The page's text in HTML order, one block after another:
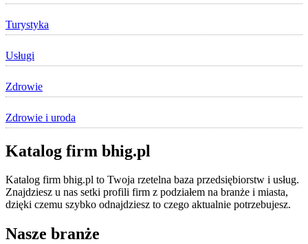
Turystyka
Usługi
Zdrowie
Zdrowie i uroda
Katalog firm bhig.pl
Katalog firm bhig.pl to Twoja rzetelna baza przedsiębiorstw i usług.
Znajdziesz u nas setki profili firm z podziałem na branże i miasta,
dzięki czemu szybko odnajdziesz to czego aktualnie potrzebujesz.
Nasze branże